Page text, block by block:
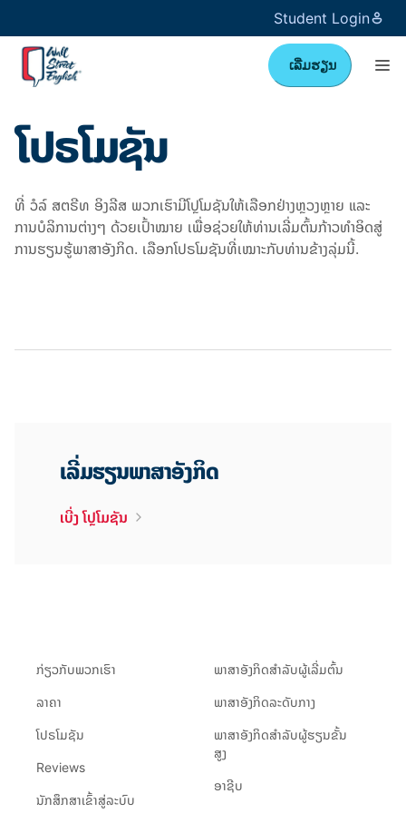
Student Login
ເລີ່ມຮຽນ
ໂປຣໂມຊັນ
ທີ່ ວໍລ໌ ສຕຣີທ ອິງລີສ ພວກເຮົາມີໂປຼໂມຊັນໃຫ້ເລືອກຢ່າງຫຼວງຫຼາຍ ແລະ
ການບໍລິການຕ່າງໆ ດ້ວຍເປົ້າໝາຍ ເພື່ອຊ່ວຍໃຫ້ທ່ານເລີ່ມຕົ້ນກ້າວທຳອິດສູ່
ການຮຽນຮູ້ພາສາອັງກິດ. ເລືອກໂປຣໂມຊັນທີ່ເໝາະກັບທ່ານຂ້າງລຸ່ມນີ້.
ເລີ່ມຮຽນພາສາອັງກິດ
ເບີ່ງ ໂປຼໂມຊັນ
ກ່ຽວ​ກັບ​ພວກ​ເຮົາ
ລາຄາ
ໂປຣໂມຊັນ
Reviews
ນັກສຶກສາເຂົ້າສູ່ລະບົບ
ພາສາອັງກິດສຳລັບຜູ້ເລີ່ມຕົ້ນ
ພາສາອັງກິດລະດັບກາງ
ພາສາອັງກິດສຳລັບຜູ້ຮຽນຂັ້ນ
ສູງ
ອາຊີບ